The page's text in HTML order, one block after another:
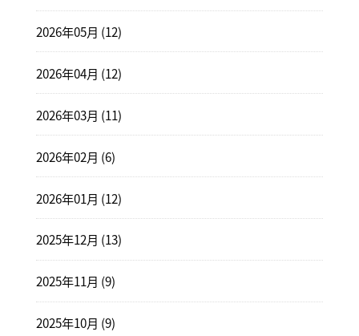
2026年05月 (12)
2026年04月 (12)
2026年03月 (11)
2026年02月 (6)
2026年01月 (12)
2025年12月 (13)
2025年11月 (9)
2025年10月 (9)